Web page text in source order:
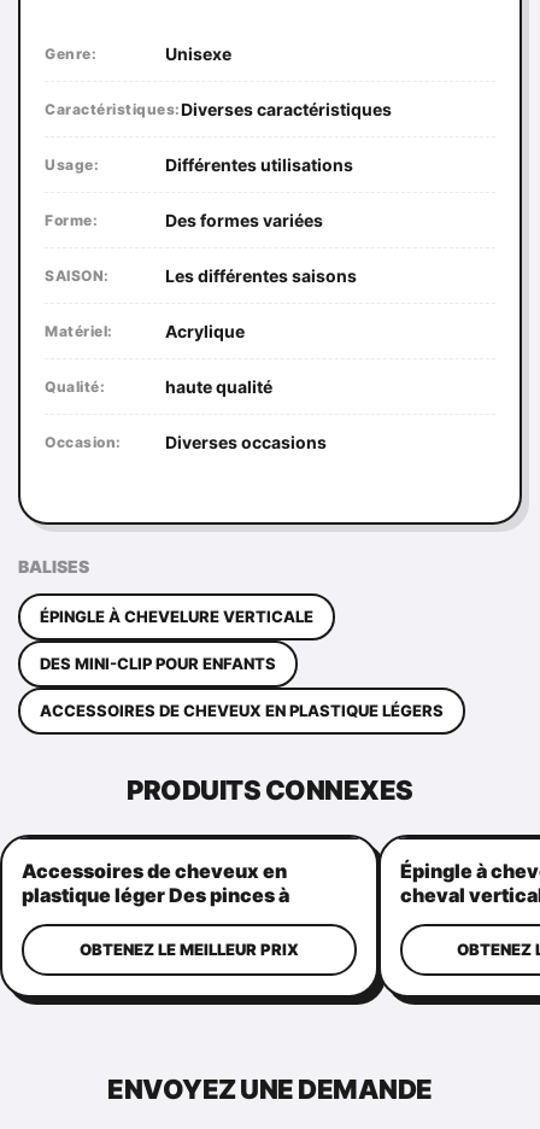
Genre: Unisexe
Caractéristiques:Diverses caractéristiques
Usage: Différentes utilisations
Forme: Des formes variées
SAISON: Les différentes saisons
Matériel: Acrylique
Qualité: haute qualité
Occasion: Diverses occasions
BALISES
ÉPINGLE À CHEVELURE VERTICALE
DES MINI-CLIP POUR ENFANTS
ACCESSOIRES DE CHEVEUX EN PLASTIQUE LÉGERS
PRODUITS CONNEXES
Accessoires de cheveux en
plastique léger Des pinces à
griffes Pratique forme de
couronneOBTENEZ LE MEILLEUR PRIX
Épingle à
cheval
poignées de
pour femmes
OBTENEZ
ENVOYEZ UNE DEMANDE